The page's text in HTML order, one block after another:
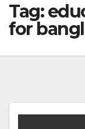
Tag:
for